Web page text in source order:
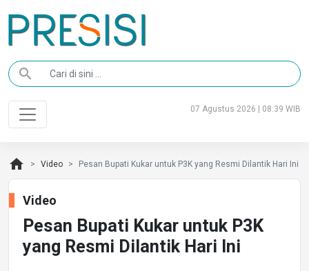
search
07 Agustus 2026 | 08:39 WIB
home Video Pesan Bupati Kukar untuk P3K yang Resmi Dilantik Hari Ini
Video
Pesan Bupati Kukar untuk P3K
yang Resmi Dilantik Hari Ini